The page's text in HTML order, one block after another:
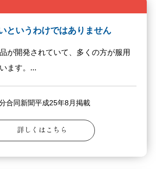
というわけではありません
が開発されていて、多くの方が服用
ます。...
合同新聞平成25年8月掲載
詳しくはこちら